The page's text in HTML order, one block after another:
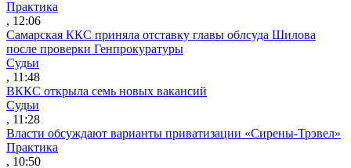
Практика
, 12:06
Самарская ККС приняла отставку главы облсуда Шилова
после проверки Генпрокуратуры
Судьи
, 11:48
ВККС открыла семь новых вакансий
Судьи
, 11:28
Власти обсуждают варианты приватизации «Сирены-Трэвел»
Практика
, 10:50